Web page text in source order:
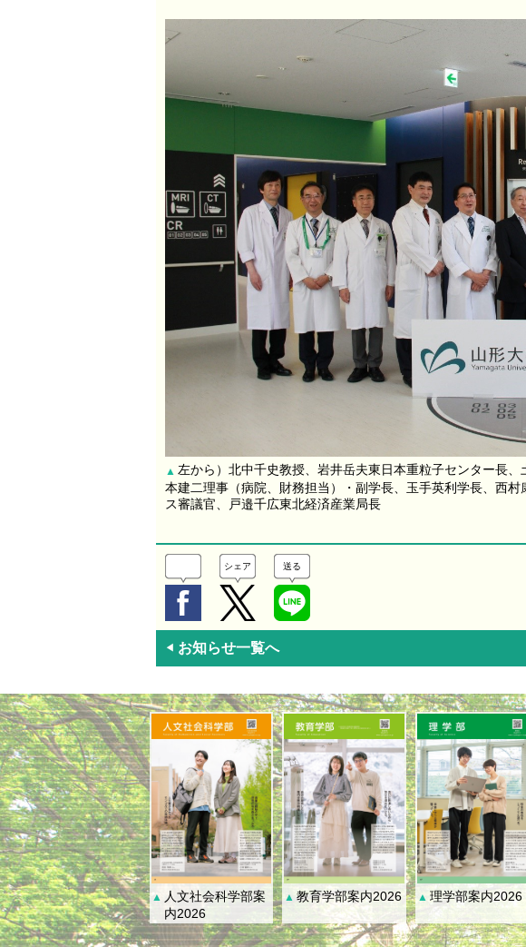
▲ 左から）北中千史教授、岩井岳夫東日本重粒子センター長
本建二理事（病院、財務担当）・副学長、玉手英利学長、西
ス審議官、戸邉千広東北経済産業局長
シェア 送る
◀ お知らせ一覧へ
▲ 人文社会科学部案
内2026
▲ 教育学部案内2026 ▲ 理学部案内2026